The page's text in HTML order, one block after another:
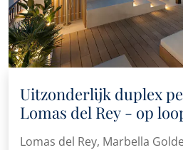
Uitzonderlijk duplex
Lomas del Rey - op
Lomas del Rey, Marbella